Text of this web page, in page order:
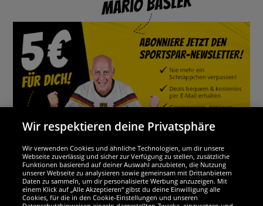
Wir sind ausgezeichnet
Wir respektieren deine Privatsphäre
Wir verwenden Cookies und ähnliche Technologien, um dir unsere
Webseite zuverlässig und sicher zur Verfügung zu stellen, zusätzliche
Funktionen basierend auf deiner Auswahl anzubieten, die Nutzung
unserer Webseite zu analysieren sowie gemeinsam mit Drittanbietern
Daten zu sammeln, um dir personalisierte Werbung anzuzeigen. Mit
einem Klick auf „Alle Akzeptieren“ gibst du deine Einwilligung alle
Cookies, für die in den Cookie-Einstellungen und unseren